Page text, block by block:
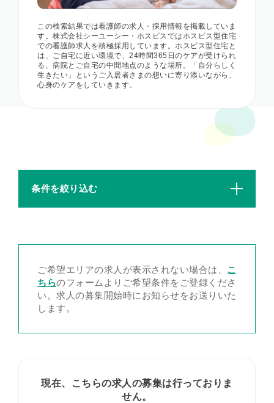
この検索結果では看護師の求人・採用情報を掲載していま
す。株式会社シーユーシー・ホスピスではホスピス型住宅
での看護師求人を積極採用しています。ホスピス型住宅と
は、ご自宅に近い環境で、24時間365日のケアが受けられ
る、病院とご自宅の中間地点のような場所。「自分らしく
生きたい」というご入居者さまの想いに寄り添いながら、
心身のケアをしていきます。
条件を絞り込む
ご希望エリアの求人が表示されない場合は、 こ
ちらのフォームよりご希望条件をご登録くださ
い。求人の募集開始時にお知らせをお送りいた
します。
現在、こちらの求人の募集は行っておりま
せん。